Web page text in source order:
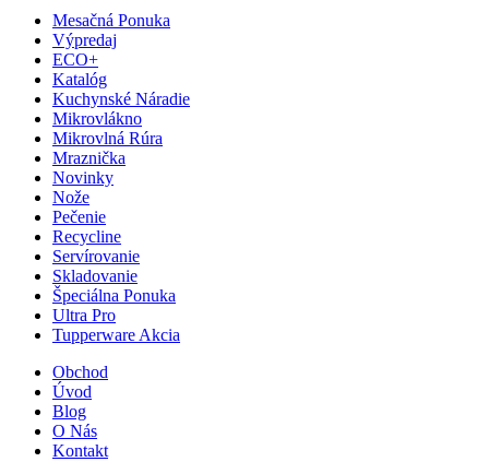
Mesačná Ponuka
Výpredaj
ECO+
Katalóg
Kuchynské Náradie
Mikrovlákno
Mikrovlná Rúra
Mraznička
Novinky
Nože
Pečenie
Recycline
Servírovanie
Skladovanie
Špeciálna Ponuka
Ultra Pro
Tupperware Akcia
Obchod
Úvod
Blog
O Nás
Kontakt